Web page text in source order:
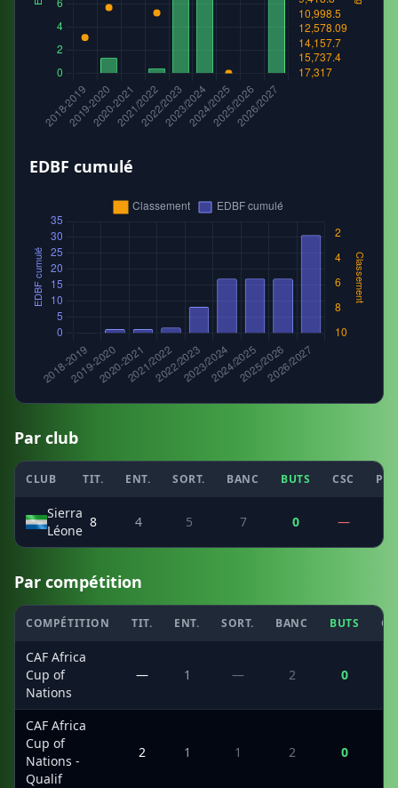
EDBF cumulé
Par club
CLUB TIT. ENT. SORT. BANC BUTS CSC
Sierra
Léone
8 4 5 7 0 —
Par compétition
COMPÉTITION TIT. ENT. SORT. BANC BUTS
CAF Africa
Cup of
Nations
— 1 — 2 0
CAF Africa
Cup of
Nations -
Qualif
2 1 1 2 0